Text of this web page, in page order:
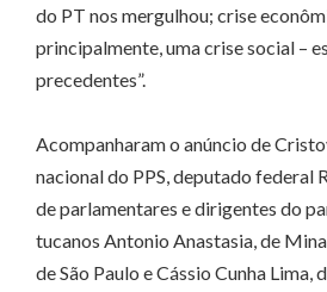
do PT nos mergulhou; crise
principalmente, uma crise social –
precedentes”.
Acompanharam o anúncio de
nacional do PPS, deputado federal
de parlamentares e dirigentes do
tucanos Antonio Anastasia, de
de São Paulo e Cássio Cunha Lima,